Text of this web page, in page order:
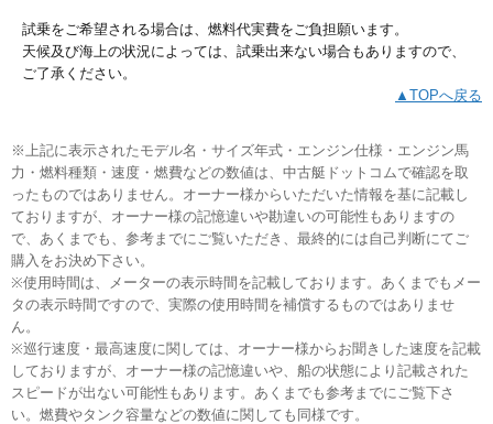
試乗をご希望される場合は、燃料代実費をご負担願います。
天候及び海上の状況によっては、試乗出来ない場合もありますので、
ご了承ください。
▲TOPへ戻る
※上記に表示されたモデル名・サイズ年式・エンジン仕様・エンジン馬
力・燃料種類・速度・燃費などの数値は、中古艇ドットコムで確認を取
ったものではありません。オーナー様からいただいた情報を基に記載し
ておりますが、オーナー様の記憶違いや勘違いの可能性もありますの
で、あくまでも、参考までにご覧いただき、最終的には自己判断にてご
購入をお決め下さい。
※使用時間は、メーターの表示時間を記載しております。あくまでもメー
タの表示時間ですので、実際の使用時間を補償するものではありませ
ん。
※巡行速度・最高速度に関しては、オーナー様からお聞きした速度を記載
しておりますが、オーナー様の記憶違いや、船の状態により記載された
スピードが出ない可能性もあります。あくまでも参考までにご覧下さ
い。燃費やタンク容量などの数値に関しても同様です。